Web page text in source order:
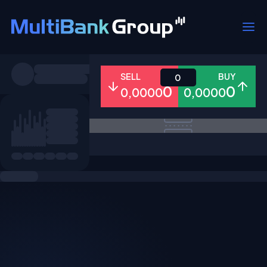
Todo Forex Metales
SELL
0,00000
BUY
0,00000
0